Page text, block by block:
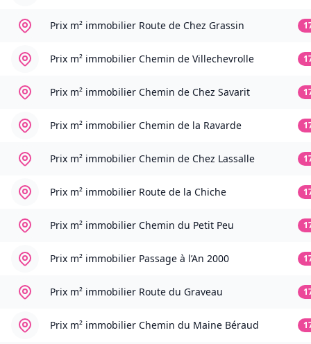
Prix m² immobilier Route de Chez Grassin
Prix m² immobilier Chemin de Villechevrolle
Prix m² immobilier Chemin de Chez Savarit
Prix m² immobilier Chemin de la Ravarde
Prix m² immobilier Chemin de Chez Lassalle
Prix m² immobilier Route de la Chiche
Prix m² immobilier Chemin du Petit Peu
Prix m² immobilier Passage à l’An 2000
Prix m² immobilier Route du Graveau
Prix m² immobilier Chemin du Maine Béraud